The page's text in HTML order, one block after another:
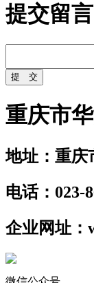
提交留言
重庆市
地址：重庆
电话：023-
企业网址：